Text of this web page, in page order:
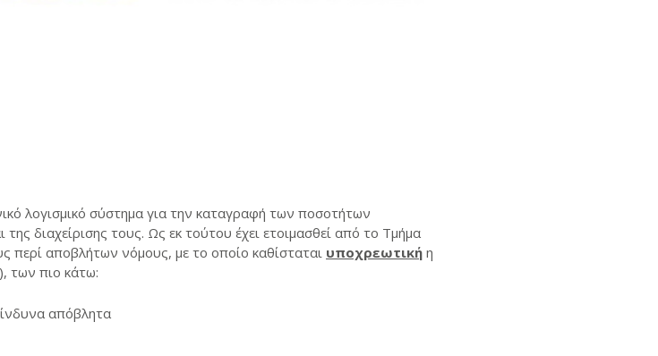
λογισμικό σύστημα για την καταγραφή των ποσοτήτων
διαχείρισης τους. Ως εκ τούτου έχει ετοιμασθεί από το Τμήμα
περί αποβλήτων νόμους, με το οποίο καθίσταται υποχρεωτική η
των πιο κάτω:
απόβλητα